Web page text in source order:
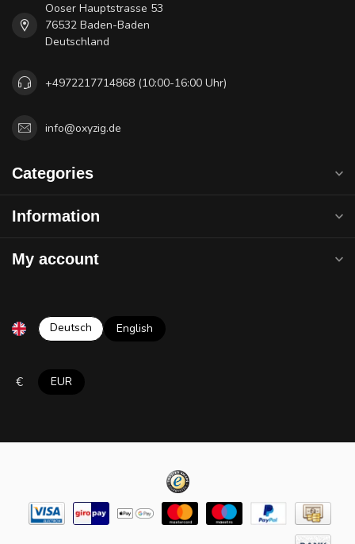
Ooser Hauptstrasse 53
76532 Baden-Baden
Deutschland
+4972217714868 (10:00-16:00 Uhr)
info@oxyzig.de
Categories
Information
My account
Deutsch English
€ EUR